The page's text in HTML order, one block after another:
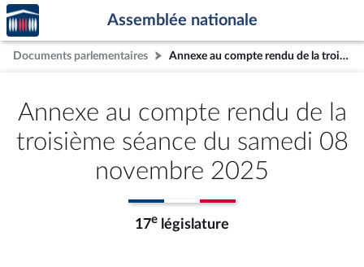
Aller au contenu
Aller en bas de la page
Accèder
à la
page
d'accueil
Assemblée nationale
Documents parlementaires Annexe au compte rendu de la troisième séance du samedi 08 novembre 2025
Annexe au compte rendu de la
troisième séance du samedi 08
novembre 2025
17e législature